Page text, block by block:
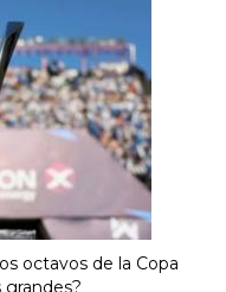
octavos de la Copa